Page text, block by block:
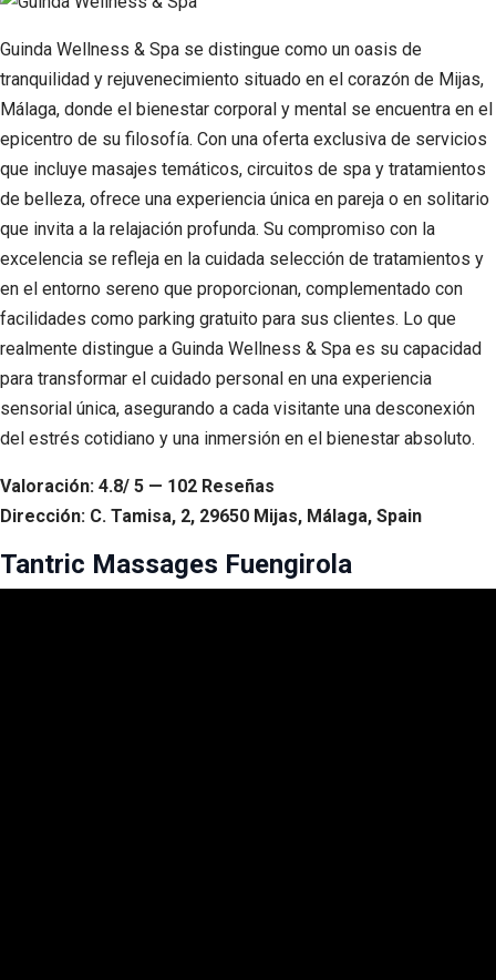
Guinda Wellness & Spa se distingue como un oasis de
tranquilidad y rejuvenecimiento situado en el corazón de Mijas,
Málaga, donde el bienestar corporal y mental se encuentra en el
epicentro de su filosofía. Con una oferta exclusiva de servicios
que incluye masajes temáticos, circuitos de spa y tratamientos
de belleza, ofrece una experiencia única en pareja o en solitario
que invita a la relajación profunda. Su compromiso con la
excelencia se refleja en la cuidada selección de tratamientos y
en el entorno sereno que proporcionan, complementado con
facilidades como parking gratuito para sus clientes. Lo que
realmente distingue a Guinda Wellness & Spa es su capacidad
para transformar el cuidado personal en una experiencia
sensorial única, asegurando a cada visitante una desconexión
del estrés cotidiano y una inmersión en el bienestar absoluto.
Valoración: 4.8/ 5 — 102 Reseñas
Dirección: C. Tamisa, 2, 29650 Mijas, Málaga, Spain
Tantric Massages Fuengirola